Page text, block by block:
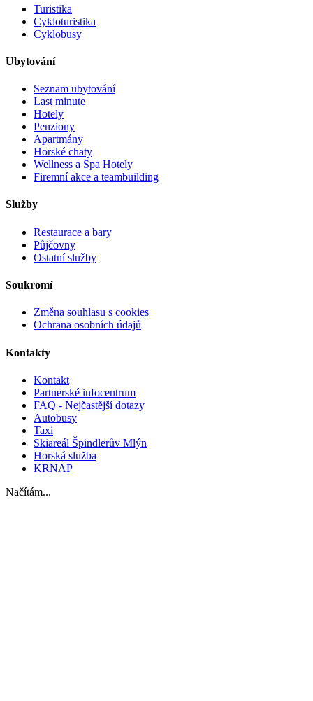
Turistika
Cykloturistika
Cyklobusy
Ubytování
Seznam ubytování
Last minute
Hotely
Penziony
Apartmány
Horské chaty
Wellness a Spa Hotely
Firemní akce a teambuilding
Služby
Restaurace a bary
Půjčovny
Ostatní služby
Soukromí
Změna souhlasu s cookies
Ochrana osobních údajů
Kontakty
Kontakt
Partnerské infocentrum
FAQ - Nejčastější dotazy
Autobusy
Taxi
Skiareál Špindlerův Mlýn
Horská služba
KRNAP
Načítám...